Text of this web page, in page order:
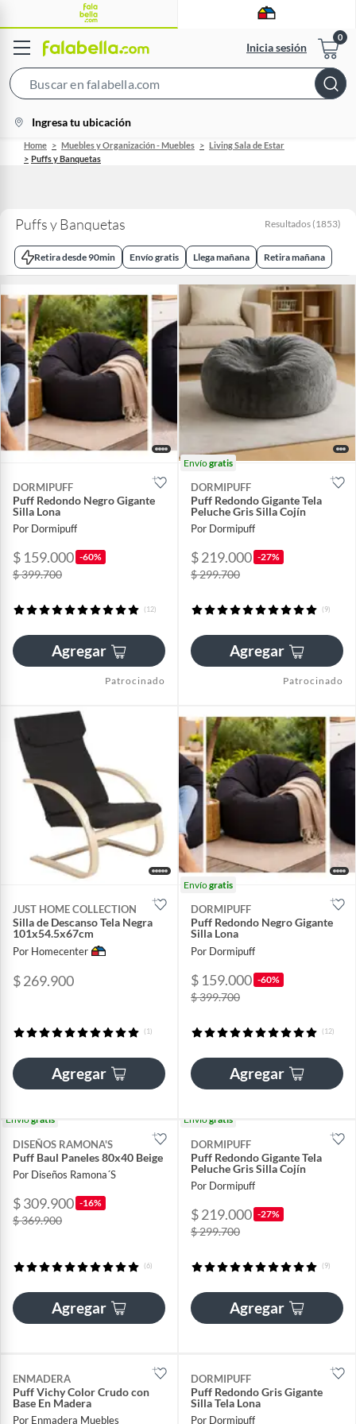
Inicia sesión
Bar
location-
icon
Ingresa tu ubicación
Home Muebles y Organización - Muebles
Living Sala de Estar
Puffs y Banquetas
Puffs y Banquetas Resultados (1853)
Retira desde 90min Envío gratis Llega mañana Retira mañana
DORMIPUFF
Puff Redondo Negro Gigante
Silla Lona
Por Dormipuff
$ 159.000 -60%
$ 399.700
(12)
Agregar
Patrocinado
Envíogratis
DORMIPUFF
Puff Redondo Gigante Tela
Peluche Gris Silla Cojín
Por Dormipuff
$ 219.000 -27%
$ 299.700
(9)
Agregar
Patrocinado
JUST HOME COLLECTION
Silla de Descanso Tela Negra
101x54.5x67cm
Por Homecenter
$ 269.900
(1)
Agregar
Envíogratis
DORMIPUFF
Puff Redondo Negro Gigante
Silla Lona
Por Dormipuff
$ 159.000 -60%
$ 399.700
(12)
Agregar
Envíogratis
DISEÑOS RAMONA'S
Puff Baul Paneles 80x40 Beige
Por Diseños Ramona´S
$ 309.900 -16%
$ 369.900
(6)
Agregar
Envíogratis
DORMIPUFF
Puff Redondo Gigante Tela
Peluche Gris Silla Cojín
Por Dormipuff
$ 219.000 -27%
$ 299.700
(9)
Agregar
ENMADERA
Puff Vichy Color Crudo con
Base En Madera
Por Enmadera Muebles
DORMIPUFF
Puff Redondo Gris Gigante
Silla Tela Lona
Por Dormipuff